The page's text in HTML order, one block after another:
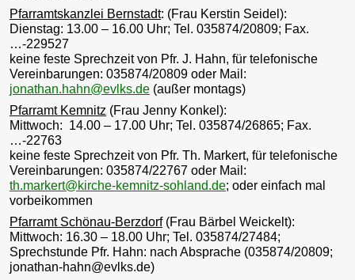
Pfarramtskanzlei Bernstadt: (Frau Kerstin Seidel):
Dienstag: 13.00 – 16.00 Uhr; Tel. 035874/20809; Fax.
…-229527
keine feste Sprechzeit von Pfr. J. Hahn, für telefonische
Vereinbarungen: 035874/20809 oder Mail:
jonathan.hahn@evlks.de (außer montags)
Pfarramt Kemnitz (Frau Jenny Konkel):
Mittwoch: 14.00 – 17.00 Uhr; Tel. 035874/26865; Fax.
…-22763
keine feste Sprechzeit von Pfr. Th. Markert, für telefonische
Vereinbarungen: 035874/22767 oder Mail:
th.markert@kirche-kemnitz-sohland.de; oder einfach mal
vorbeikommen
Pfarramt Schönau-Berzdorf(Frau Bärbel Weickelt):
Mittwoch: 16.30 – 18.00 Uhr; Tel. 035874/27484;
Sprechstunde Pfr. Hahn: nach Absprache (035874/20809;
jonathan-hahn@evlks.de)